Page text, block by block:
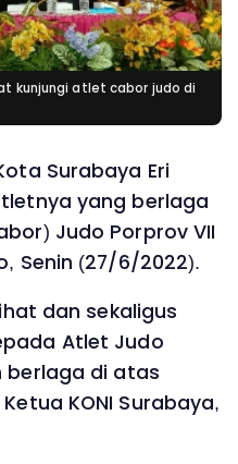
kunjungi atlet cabor judo di
Surabaya Eri
yang berlaga
Judo Porprov VII
Senin (27/6/2022).
dan sekaligus
Atlet Judo
berlaga di atas
KONI Surabaya,